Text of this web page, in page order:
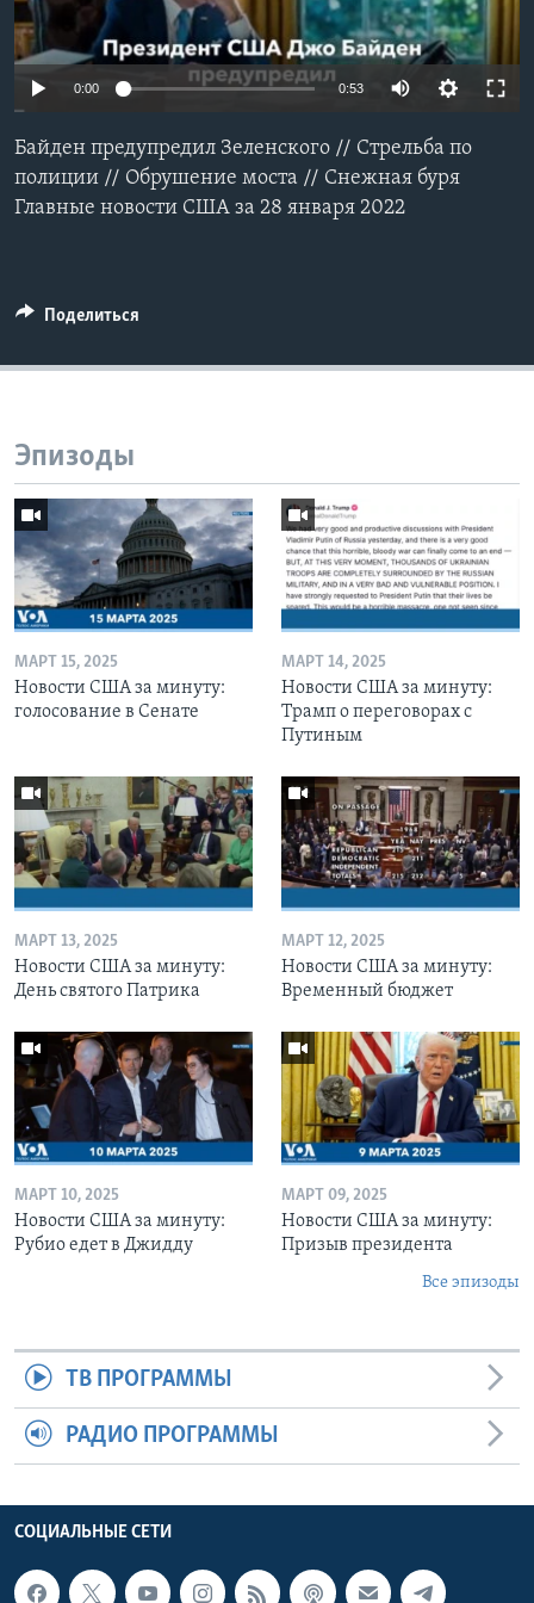
Learning English
СОЦИАЛЬНЫЕ СЕТИ
Языки
0:00 0:53
Байден предупредил Зеленского // Стрельба по
полиции // Обрушение моста // Снежная буря
Главные новости США за 28 января 2022
Поделиться
Эпизоды
МАРТ 15, 2025
Новости США за минуту:
голосование в Сенате
МАРТ 14, 2025
Новости США за минуту:
Трамп о переговорах с
Путиным
МАРТ 13, 2025
Новости США за минуту:
День святого Патрика
МАРТ 12, 2025
Новости США за минуту:
Временный бюджет
МАРТ 10, 2025
Новости США за минуту:
Рубио едет в Джидду
МАРТ 09, 2025
Новости США за минуту:
Призыв президента
Все эпизоды
ТВ ПРОГРАММЫ
РАДИО ПРОГРАММЫ
СОЦИАЛЬНЫЕ СЕТИ